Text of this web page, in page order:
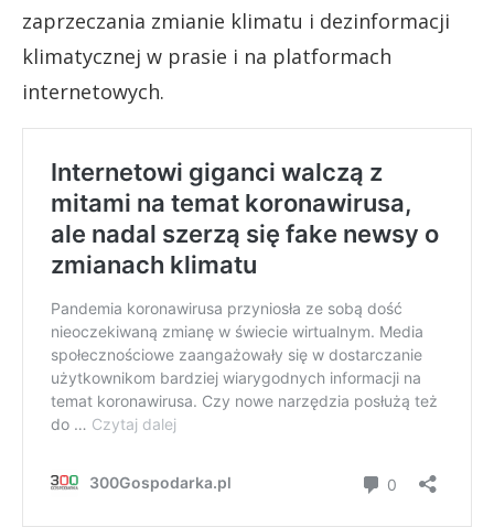
zaprzeczania zmianie klimatu i dezinformacji
klimatycznej w prasie i na platformach
internetowych.